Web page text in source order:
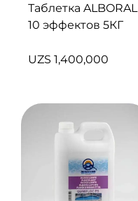
Таблетка ALBORAL
10 эффектов 5КГ
UZS 1,400,000